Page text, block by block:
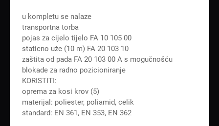
u kompletu se nalaze
transportna torba
pojas za cijelo tijelo FA 10 105 00
staticno uže (10 m) FA 20 103 10
zaštita od pada FA 20 103 00 A s mogučnošću
blokade za radno pozicioniranje
KORISTITI:
oprema za kosi krov (5)
materijal: poliester, poliamid, celik
standard: EN 361, EN 353, EN 362